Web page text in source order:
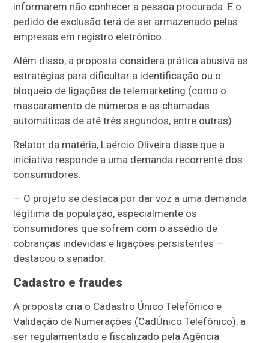
informarem não conhecer a pessoa procurada. E o
pedido de exclusão terá de ser armazenado pelas
empresas em registro eletrônico.
Além disso, a proposta considera prática abusiva as
estratégias para dificultar a identificação ou o
bloqueio de ligações de telemarketing (como o
mascaramento de números e as chamadas
automáticas de até três segundos, entre outras).
Relator da matéria, Laércio Oliveira disse que a
iniciativa responde a uma demanda recorrente dos
consumidores.
— O projeto se destaca por dar voz a uma demanda
legítima da população, especialmente os
consumidores que sofrem com o assédio de
cobranças indevidas e ligações persistentes —
destacou o senador.
Cadastro e fraudes
A proposta cria o Cadastro Único Telefônico e
Validação de Numerações (CadÚnico Telefônico), a
ser regulamentado e fiscalizado pela Agência